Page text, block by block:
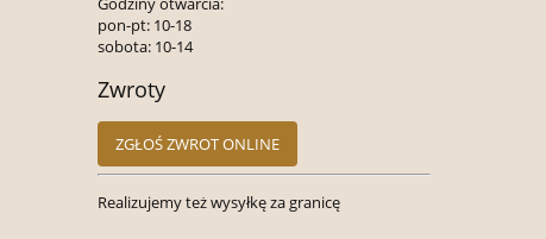
pon-pt: 10-18
sobota: 10-14
Zwroty
ZGŁOŚ ZWROT ONLINE
Realizujemy też wysyłkę za granicę